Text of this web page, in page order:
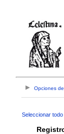
Opciones
Seleccionar todo